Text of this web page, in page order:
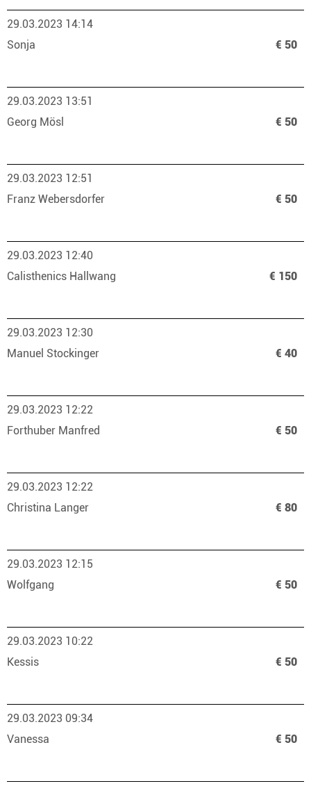
29.03.2023 14:14
Sonja
€ 50
29.03.2023 13:51
Georg Mösl
€ 50
29.03.2023 12:51
Franz Webersdorfer
€ 50
29.03.2023 12:40
Calisthenics Hallwang
€ 150
29.03.2023 12:30
Manuel Stockinger
€ 40
29.03.2023 12:22
Forthuber Manfred
€ 50
29.03.2023 12:22
Christina Langer
€ 80
29.03.2023 12:15
Wolfgang
€ 50
29.03.2023 10:22
Kessis
€ 50
29.03.2023 09:34
Vanessa
€ 50